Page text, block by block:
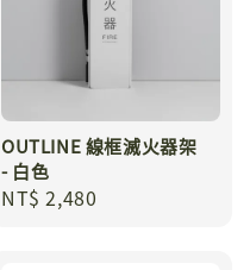
OUTLINE 線框滅火器架
- 白色
Regular
NT$ 2,480